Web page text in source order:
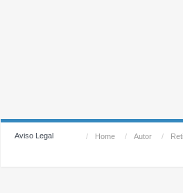
Aviso Legal / Home / Autor /